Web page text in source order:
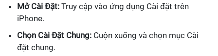
Mở Cài Đặt: Truy cập vào ứng dụng Cài đặt trên
iPhone.
Chọn Cài Đặt Chung: Cuộn xuống và chọn mục Cài
đặt chung.